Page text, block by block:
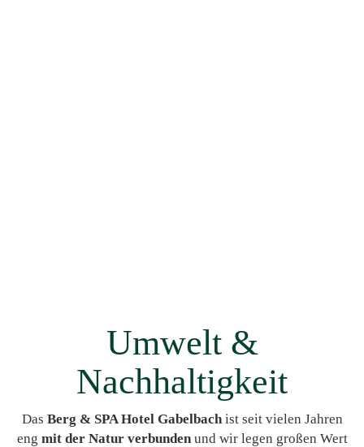
Umwelt &
Nachhaltigkeit
Das Berg & SPA Hotel Gabelbachist seit vielen Jahren
eng mit der Natur verbundenund wir legen großen Wert